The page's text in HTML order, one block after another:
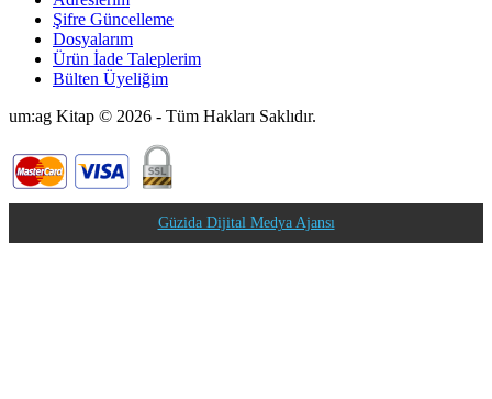
Şifre Güncelleme
Dosyalarım
Ürün İade Taleplerim
Bülten Üyeliğim
um:ag Kitap © 2026 - Tüm Hakları Saklıdır.
Güzida Dijital Medya Ajansı